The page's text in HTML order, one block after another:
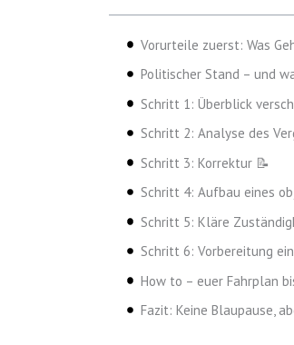
Vorurteile zuerst: Was
Politischer Stand – und
Schritt 1: Überblick
Schritt 2: Analyse des
Schritt 3: Korrektur 📝
Schritt 4: Aufbau eines
Schritt 5: Kläre
Schritt 6: Vorbereitung
How to – euer Fahrplan
Fazit: Keine Blaupause,